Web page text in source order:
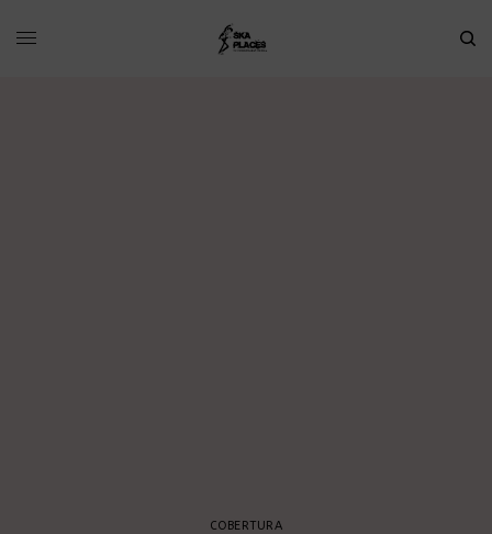
COBERTURA